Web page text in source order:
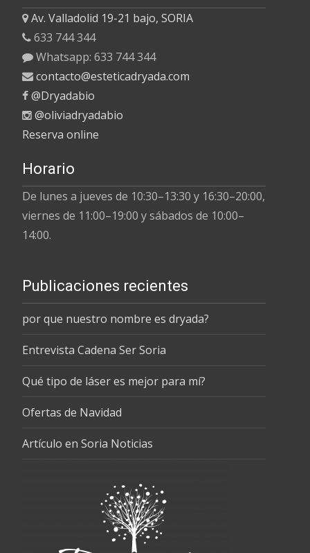
Av. Valladolid 19-21 bajo, SORIA
633 744 344
Whatsapp: 633 744 344
contacto@esteticadryada.com
@Dryadabio
@oliviadryadabio
Reserva online
Horario
De lunes a jueves de 10:30–13:30 y 16:30–20:00,
viernes de 11:00–19:00 y sábados de 10:00–
14:00.
Publicaciones recientes
por que nuestro nombre es dryada?
Entrevista Cadena Ser Soria
Qué tipo de láser es mejor para mí?
Ofertas de Navidad
Artículo en Soria Noticias